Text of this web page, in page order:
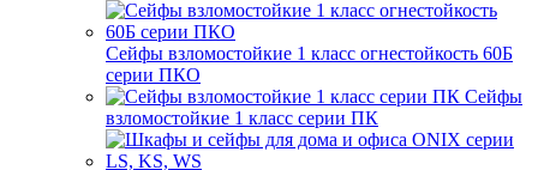
Сейфы взломостойкие 1 класс огнестойкость 60Б
серии ПКО
Сейфы
взломостойкие 1 класс серии ПК